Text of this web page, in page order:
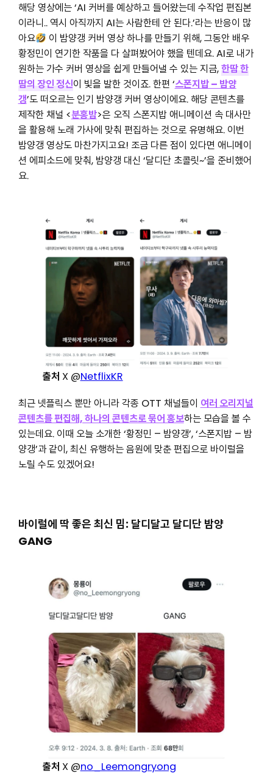
해당 영상에는 ‘AI 커버를 예상하고 들어왔는데 수작업 편집본
이라니.. 역시 아직까지 AI는 사람한테 안 된다.’라는 반응이 많
아요
이 밤양갱 커버 영상 하나를 만들기 위해, 그동안 배우
황정민이 연기한 작품을 다 살펴봤어야 했을 텐데요. AI로 내가
원하는 가수 커버 영상을 쉽게 만들어낼 수 있는 지금,한땀 한
땀의 장인 정신이 빛을 발한 것이죠. 한편 ‘스폰지밥 – 밤양
갱’도 떠오르는 인기 밤양갱 커버 영상이에요. 해당 콘텐츠를
제작한 채널 <분홍밤>은 오직 스폰지밥 애니메이션 속 대사만
을 활용해 노래 가사에 맞춰 편집하는 것으로 유명해요. 이번
밤양갱 영상도 마찬가지고요! 조금 다른 점이 있다면 애니메이
션 에피소드에 맞춰, 밤양갱 대신 ‘달디단 초콜릿~’을 준비했어
요.
출처 X @NetflixKR
최근 넷플릭스 뿐만 아니라 각종 OTT 채널들이 여러 오리지널
콘텐츠를 편집해, 하나의 콘텐츠로 묶어 홍보하는 모습을 볼 수
있는데요. 이때 오늘 소개한 ‘황정민 – 밤양갱’, ‘스폰지밥 – 밤
양갱’과 같이, 최신 유행하는 음원에 맞춘 편집으로 바이럴을
노릴 수도 있겠어요!
바이럴에 딱 좋은 최신 밈: 달디달고 달디단 밤양
GANG
출처 X @no_Leemongryong